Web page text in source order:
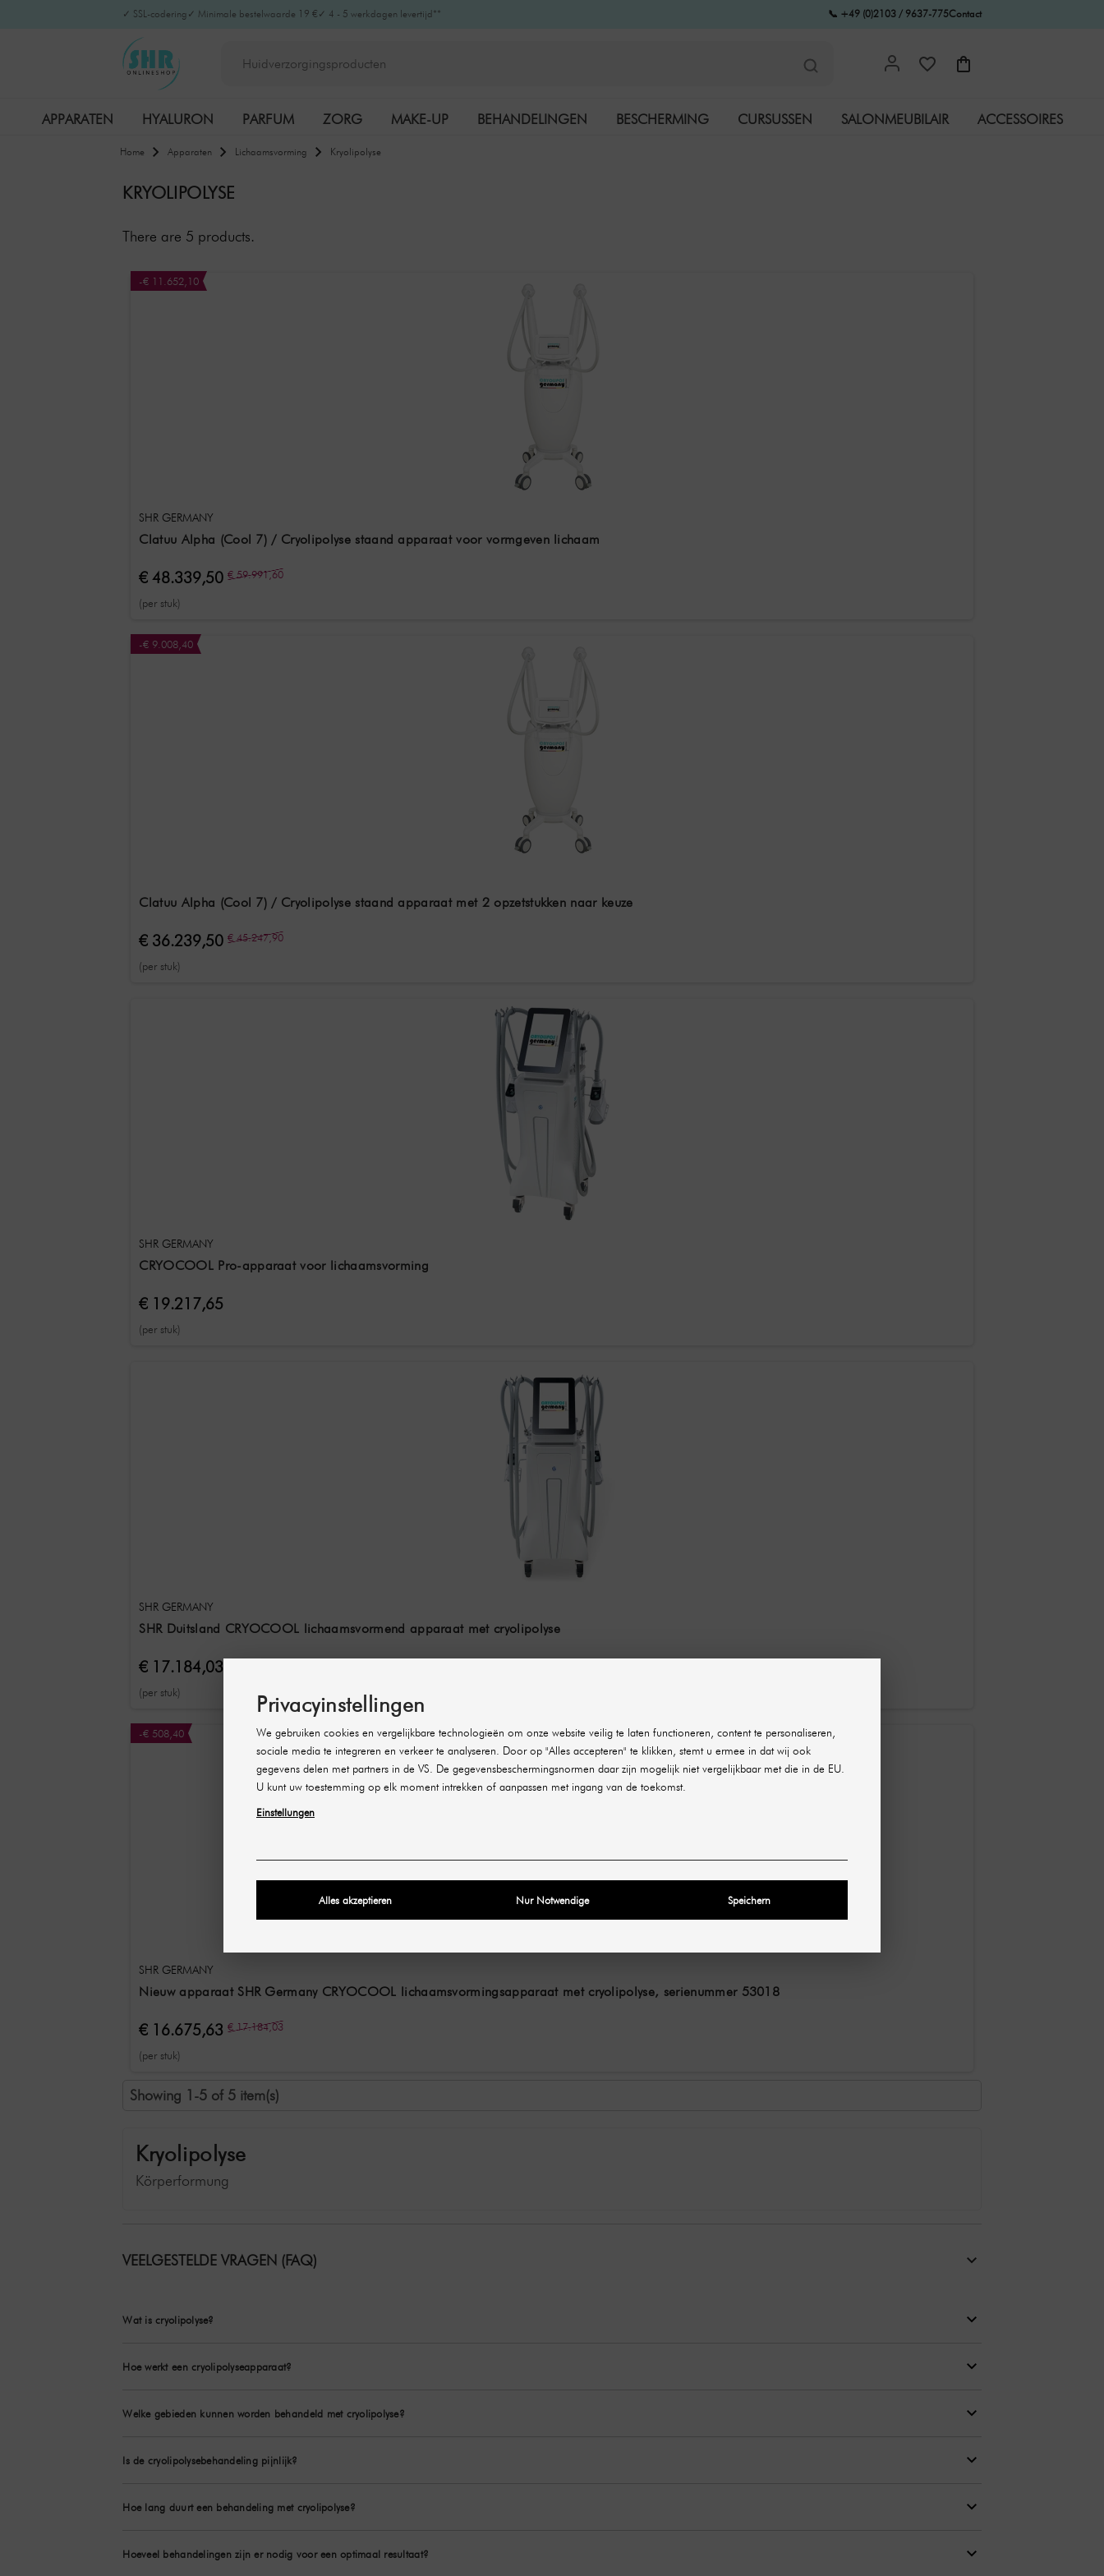
✓ SSL-codering ✓ Minimale bestelwaarde 19 € ✓ 4 - 5 werkdagen levertijd** 📞 +49 (0)2103 / 9637-775Contact
APPARATEN HYALURON PARFUM ZORG MAKE-UP BEHANDELINGEN BESCHERMING CURSUSSEN SALONMEUBILAIR ACCESSOIRES
Home Apparaten Lichaamsvorming Kryolipolyse
KRYOLIPOLYSE
There are 5 products.
-€ 11.652,10
SHR GERMANY
Clatuu Alpha (Cool 7) / Cryolipolyse staand apparaat voor vormgeven lichaam
€ 48.339,50 € 59.991,60
(per stuk)
-€ 9.008,40
Clatuu Alpha (Cool 7) / Cryolipolyse staand apparaat met 2 opzetstukken naar keuze
€ 36.239,50 € 45.247,90
(per stuk)
SHR GERMANY
CRYOCOOL Pro-apparaat voor lichaamsvorming
€ 19.217,65
(per stuk)
SHR GERMANY
SHR Duitsland CRYOCOOL lichaamsvormend apparaat met cryolipolyse
€ 17.184,03
(per stuk)
-€ 508,40
SHR GERMANY
Nieuw apparaat SHR Germany CRYOCOOL lichaamsvormingsapparaat met cryolipolyse, serienummer 53018
€ 16.675,63 € 17.184,03
(per stuk)
Showing 1-5 of 5 item(s)
Kryolipolyse
Körperformung
VEELGESTELDE VRAGEN (FAQ)
Wat is cryolipolyse?
Hoe werkt een cryolipolyseapparaat?
Welke gebieden kunnen worden behandeld met cryolipolyse?
Is de cryolipolysebehandeling pijnlijk?
Hoe lang duurt een behandeling met cryolipolyse?
Hoeveel behandelingen zijn er nodig voor een optimaal resultaat?
Privacyinstellingen
We gebruiken cookies en vergelijkbare technologieën om onze website veilig te laten functioneren, content te personaliseren,
sociale media te integreren en verkeer te analyseren. Door op "Alles accepteren" te klikken, stemt u ermee in dat wij ook
gegevens delen met partners in de VS. De gegevensbeschermingsnormen daar zijn mogelijk niet vergelijkbaar met die in de EU.
U kunt uw toestemming op elk moment intrekken of aanpassen met ingang van de toekomst.
Einstellungen
Alles akzeptieren Nur Notwendige Speichern